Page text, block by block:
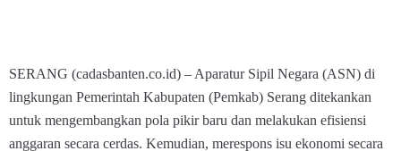
SERANG (cadasbanten.co.id) – Aparatur Sipil Negara (ASN) di
lingkungan Pemerintah Kabupaten (Pemkab) Serang ditekankan
untuk mengembangkan pola pikir baru dan melakukan efisiensi
anggaran secara cerdas. Kemudian, merespons isu ekonomi secara